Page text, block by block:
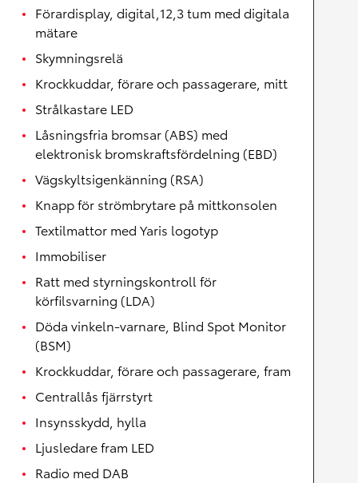
Förardisplay, digital,12,3 tum med digitala
mätare
Skymningsrelä
Krockkuddar, förare och passagerare, mitt
Strålkastare LED
Låsningsfria bromsar (ABS) med
elektronisk bromskraftsfördelning (EBD)
Vägskyltsigenkänning (RSA)
Knapp för strömbrytare på mittkonsolen
Textilmattor med Yaris logotyp
Immobiliser
Ratt med styrningskontroll för
körfilsvarning (LDA)
Döda vinkeln-varnare, Blind Spot Monitor
(BSM)
Krockkuddar, förare och passagerare, fram
Centrallås fjärrstyrt
Insynsskydd, hylla
Ljusledare fram LED
Radio med DAB